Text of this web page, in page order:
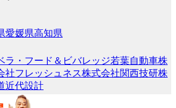
愛媛県高知県
ラ・フード＆ビバレッジ若葉自動車株
社フレッシュネス株式会社関西技研株
近代設計